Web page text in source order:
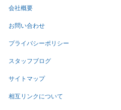
会社概要
お問い合わせ
プライバシーポリシー
スタッフブログ
サイトマップ
相互リンクについて